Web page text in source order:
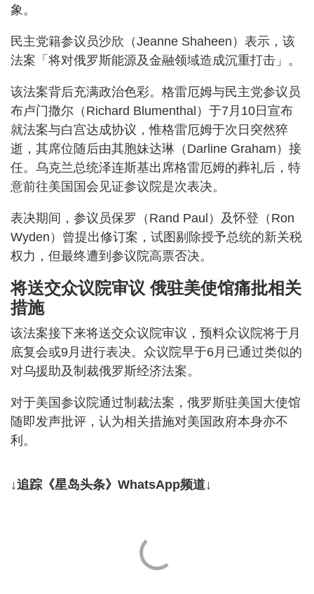
象。
民主党籍参议员沙欣（Jeanne Shaheen）表示，该
法案「将对俄罗斯能源及金融领域造成沉重打击」。
该法案背后充满政治色彩。格雷厄姆与民主党参议员
布卢门撒尔（Richard Blumenthal）于7月10日宣布
就法案与白宫达成协议，惟格雷厄姆于次日突然猝
逝，其席位随后由其胞妹达琳（Darline Graham）接
任。乌克兰总统泽连斯基出席格雷厄姆的葬礼后，特
意前往美国国会见证参议院是次表决。
表决期间，参议员保罗（Rand Paul）及怀登（Ron
Wyden）曾提出修订案，试图剔除授予总统的新关税
权力，但最终遭到参议院高票否决。
将送交众议院审议 俄驻美使馆痛批相关
措施
该法案接下来将送交众议院审议，预料众议院将于月
底复会或9月进行表决。众议院早于6月已通过类似的
对乌援助及制裁俄罗斯经济法案。
对于美国参议院通过制裁法案，俄罗斯驻美国大使馆
随即发声批评，认为相关措施对美国政府本身亦不
利。
↓追踪《星岛头条》WhatsApp频道↓